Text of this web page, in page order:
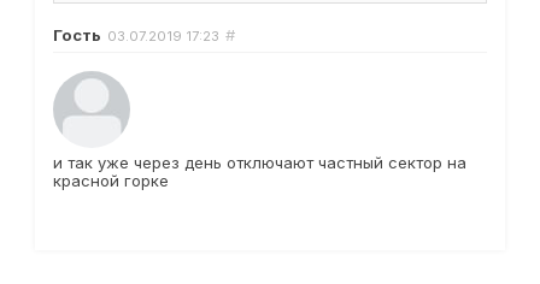
Гость 03.07.2019 17:23 #
и так уже через день отключают частный сектор на
красной горке